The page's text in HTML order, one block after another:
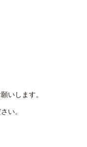
いします。
い。